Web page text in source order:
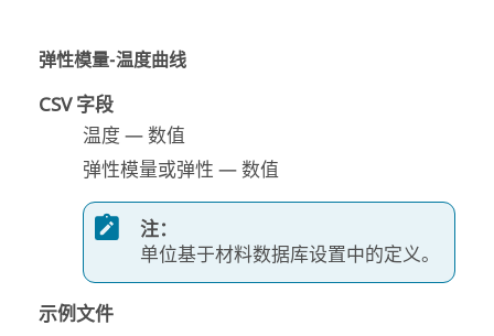
弹性模量-温度曲线
CSV 字段
温度 — 数值
弹性模量或弹性 — 数值
注：
单位基于材料数据库设置中的定义。
示例文件